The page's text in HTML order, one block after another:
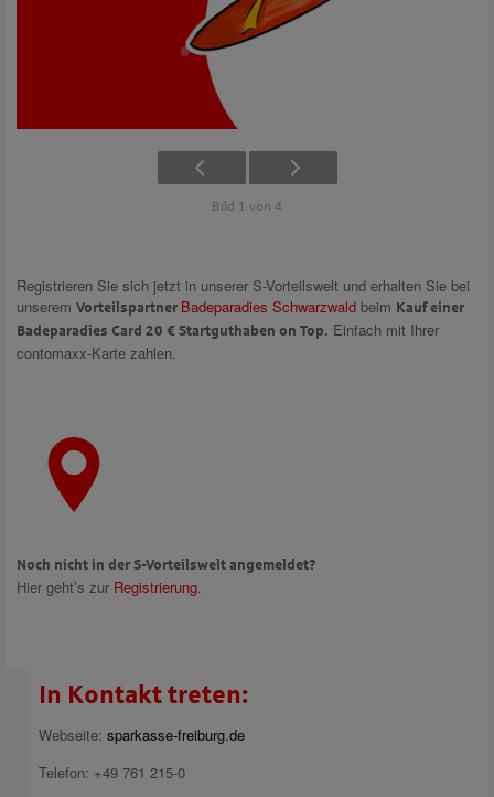
Bild 1 von 4
Registrieren Sie sich jetzt in unserer S-Vorteilswelt und erhalten Sie bei
unserem Vorteilspartner Badeparadies Schwarzwald beim Kauf einer
Badeparadies Card 20 € Startguthaben on Top. Einfach mit Ihrer
contomaxx-Karte zahlen.
Noch nicht in der S-Vorteilswelt angemeldet?
Hier geht’s zur Registrierung
In Kontakt treten:
Webseite: sparkasse-freiburg.de
Telefon: +49 761 215-0